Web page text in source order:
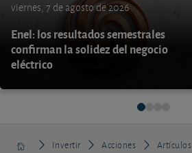
viernes, 7 de agosto de 2026
Enel: los resultados semestrales
confirman la solidez del negocio
eléctrico
Invertir Acciones Artículos